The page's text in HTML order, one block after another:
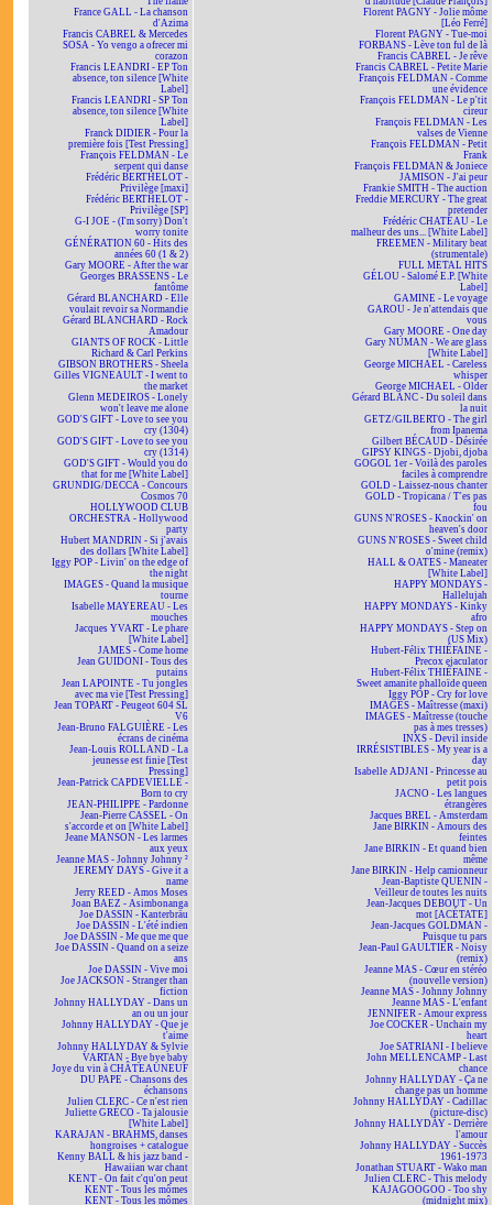
France GALL - La chanson
d'Azima
Francis CABREL & Mercedes
SOSA - Yo vengo a ofrecer mi
corazon
Francis LEANDRI - EP Ton
absence, ton silence [White
Label]
Francis LEANDRI - SP Ton
absence, ton silence [White
Label]
Franck DIDIER - Pour la
première fois [Test Pressing]
François FELDMAN - Le
serpent qui danse
Frédéric BERTHELOT -
Privilège [maxi]
Frédéric BERTHELOT -
Privilège [SP]
G-I JOE - (I'm sorry) Don't
worry tonite
GÉNÉRATION 60 - Hits des
années 60 (1 & 2)
Gary MOORE - After the war
Georges BRASSENS - Le
fantôme
Gérard BLANCHARD - Elle
voulait revoir sa Normandie
Gérard BLANCHARD - Rock
Amadour
GIANTS OF ROCK - Little
Richard & Carl Perkins
GIBSON BROTHERS - Sheela
Gilles VIGNEAULT - I went to
the market
Glenn MEDEIROS - Lonely
won't leave me alone
GOD'S GIFT - Love to see you
cry (1304)
GOD'S GIFT - Love to see you
cry (1314)
GOD'S GIFT - Would you do
that for me [White Label]
GRUNDIG/DECCA - Concours
Cosmos 70
HOLLYWOOD CLUB
ORCHESTRA - Hollywood
party
Hubert MANDRIN - Si j'avais
des dollars [White Label]
Iggy POP - Livin' on the edge of
the night
IMAGES - Quand la musique
tourne
Isabelle MAYEREAU - Les
mouches
Jacques YVART - Le phare
[White Label]
JAMES - Come home
Jean GUIDONI - Tous des
putains
Jean LAPOINTE - Tu jongles
avec ma vie [Test Pressing]
Jean TOPART - Peugeot 604 SL
V6
Jean-Bruno FALGUIÈRE - Les
écrans de cinéma
Jean-Louis ROLLAND - La
jeunesse est finie [Test
Pressing]
Jean-Patrick CAPDEVIELLE -
Born to cry
JEAN-PHILIPPE - Pardonne
Jean-Pierre CASSEL - On
s'accorde et on [White Label]
Jeane MANSON - Les larmes
aux yeux
Jeanne MAS - Johnny Johnny ²
JEREMY DAYS - Give it a
name
Jerry REED - Amos Moses
Joan BAEZ - Asimbonanga
Joe DASSIN - Kanterbräu
Joe DASSIN - L'été indien
Joe DASSIN - Me que me que
Joe DASSIN - Quand on a seize
ans
Joe DASSIN - Vive moi
Joe JACKSON - Stranger than
fiction
Johnny HALLYDAY - Dans un
an ou un jour
Johnny HALLYDAY - Que je
t'aime
Johnny HALLYDAY & Sylvie
VARTAN - Bye bye baby
Joye du vin à CHÂTEAUNEUF
DU PAPE - Chansons des
échansons
Julien CLERC - Ce n'est rien
Juliette GRÉCO - Ta jalousie
[White Label]
KARAJAN - BRAHMS, danses
hongroises + catalogue
Kenny BALL & his jazz band -
Hawaiian war chant
KENT - On fait c'qu'on peut
KENT - Tous les mômes
KENT - Tous les mômes
Florent PAGNY - Jolie môme
[Léo Ferré]
Florent PAGNY - Tue-moi
FORBANS - Lève ton ful de là
Francis CABREL - Je rêve
Francis CABREL - Petite Marie
François FELDMAN - Comme
une évidence
François FELDMAN - Le p'tit
cireur
François FELDMAN - Les
valses de Vienne
François FELDMAN - Petit
Frank
François FELDMAN & Joniece
JAMISON - J'ai peur
Frankie SMITH - The auction
Freddie MERCURY - The great
pretender
Frédéric CHATEAU - Le
malheur des uns... [White Label]
FREEMEN - Military beat
(strumentale)
FULL METAL HITS
GÉLOU - Salomé E.P. [White
Label]
GAMINE - Le voyage
GAROU - Je n'attendais que
vous
Gary MOORE - One day
Gary NUMAN - We are glass
[White Label]
George MICHAEL - Careless
whisper
George MICHAEL - Older
Gérard BLANC - Du soleil dans
la nuit
GETZ/GILBERTO - The girl
from Ipanema
Gilbert BÉCAUD - Désirée
GIPSY KINGS - Djobi, djoba
GOGOL 1er - Voilà des paroles
faciles à comprendre
GOLD - Laissez-nous chanter
GOLD - Tropicana / T'es pas
fou
GUNS N'ROSES - Knockin' on
heaven's door
GUNS N'ROSES - Sweet child
o'mine (remix)
HALL & OATES - Maneater
[White Label]
HAPPY MONDAYS -
Hallelujah
HAPPY MONDAYS - Kinky
afro
HAPPY MONDAYS - Step on
(US Mix)
Hubert-Félix THIÉFAINE -
Precox ejaculator
Hubert-Félix THIÉFAINE -
Sweet amanite phalloïde queen
Iggy POP - Cry for love
IMAGES - Maîtresse (maxi)
IMAGES - Maîtresse (touche
pas à mes tresses)
INXS - Devil inside
IRRÉSISTIBLES - My year is a
day
Isabelle ADJANI - Princesse au
petit pois
JACNO - Les langues
étrangères
Jacques BREL - Amsterdam
Jane BIRKIN - Amours des
feintes
Jane BIRKIN - Et quand bien
même
Jane BIRKIN - Help camionneur
Jean-Baptiste QUENIN -
Veilleur de toutes les nuits
Jean-Jacques DEBOUT - Un
mot [ACÉTATE]
Jean-Jacques GOLDMAN -
Puisque tu pars
Jean-Paul GAULTIER - Noisy
(remix)
Jeanne MAS - Cœur en stéréo
(nouvelle version)
Jeanne MAS - Johnny Johnny
Jeanne MAS - L'enfant
JENNIFER - Amour express
Joe COCKER - Unchain my
heart
Joe SATRIANI - I believe
John MELLENCAMP - Last
chance
Johnny HALLYDAY - Ça ne
change pas un homme
Johnny HALLYDAY - Cadillac
(picture-disc)
Johnny HALLYDAY - Derrière
l'amour
Johnny HALLYDAY - Succès
1961-1973
Jonathan STUART - Wako man
Julien CLERC - This melody
KAJAGOOGOO - Too shy
(midnight mix)